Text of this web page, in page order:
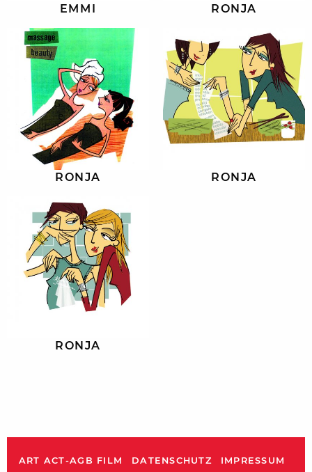
EMMI RONJA
RONJA RONJA
RONJA
ART ACT-AGB FILM DATENSCHUTZ IMPRESSUM